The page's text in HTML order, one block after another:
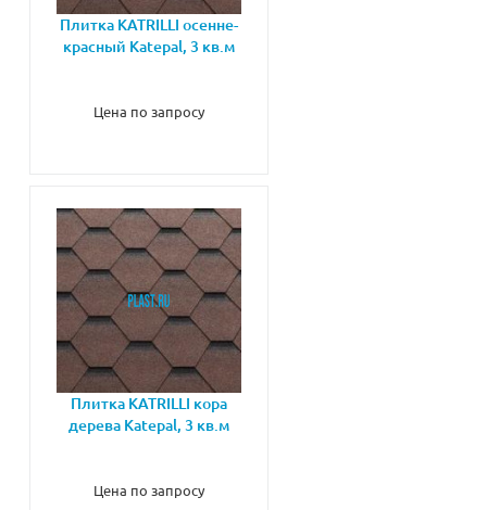
Плитка KATRILLI осенне-
красный Katepal, 3 кв.м
Цена по запросу
Плитка KATRILLI кора
дерева Katepal, 3 кв.м
Цена по запросу